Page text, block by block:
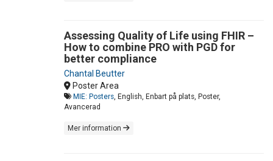
Assessing Quality of Life using FHIR –
How to combine PRO with PGD for
better compliance
Chantal Beutter
Poster Area
MIE: Posters , English, Enbart på plats, Poster,
Avancerad
Mer information